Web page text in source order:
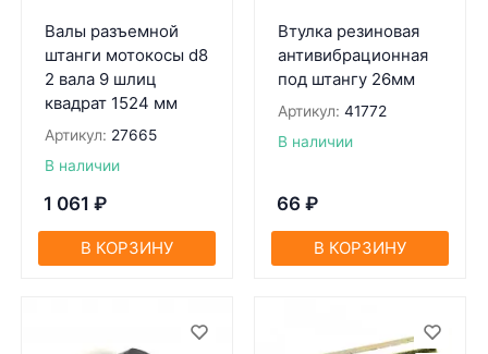
Валы разъемной
штанги мотокосы d8
2 вала 9 шлиц
квадрат 1524 мм
Артикул: 27665
В наличии
1 061 ₽
В КОРЗИНУ
Втулка резиновая
антивибрационная
под штангу 26мм
Артикул: 41772
В наличии
66 ₽
В КОРЗИНУ